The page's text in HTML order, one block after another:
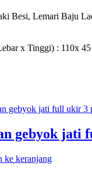
Besi, Lemari Baju
x Tinggi) : 110x
gebyok jati
ke keranjang